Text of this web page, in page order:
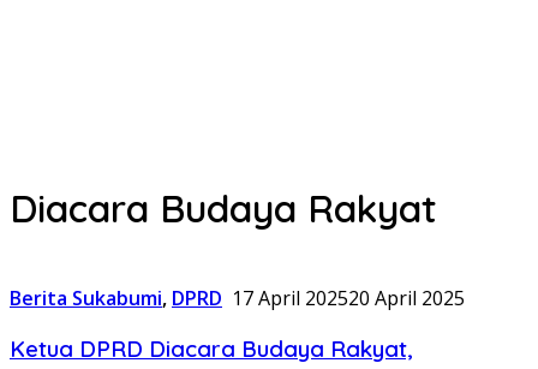
Diacara Budaya Rakyat
Berita Sukabumi, DPRD 17 April 202520 April 2025
Ketua DPRD Diacara Budaya Rakyat,